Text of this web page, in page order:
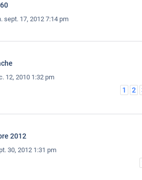
sept. 17, 2012 7:14 pm
12, 2010 1:32 pm
1 2
2012
30, 2012 1:31 pm